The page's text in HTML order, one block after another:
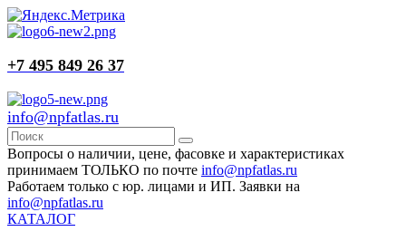
+7 495 849 26 37
info@npfatlas.ru
Вопросы о наличии, цене, фасовке и характеристиках
принимаем ТОЛЬКО по почте info@npfatlas.ru
Работаем только с юр. лицами и ИП. Заявки на
info@npfatlas.ru
КАТАЛОГ